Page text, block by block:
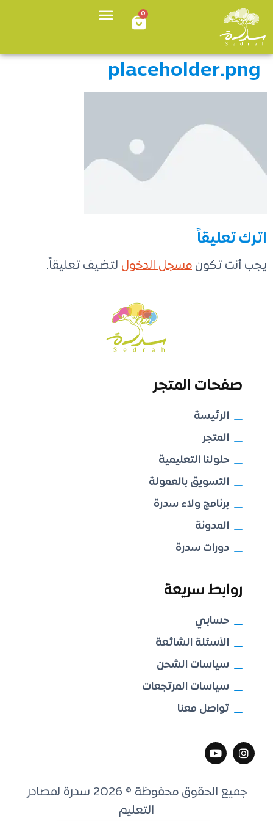
0
placeholder.png
اترك تعليقاً
يجب أنت تكون مسجل الدخول لتضيف تعليقاً.
صفحات المتجر
الرئيسة
المتجر
حلولنا التعليمية
التسويق بالعمولة
برنامج ولاء سدرة
المدونة
دورات سدرة
روابط سريعة
حسابي
الأسئلة الشائعة
سياسات الشحن
سياسات المرتجعات
تواصل معنا
جميع الحقوق محفوظة © 2026 سدرة لمصادر
التعليم